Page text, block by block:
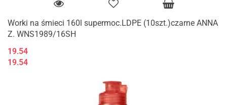
Worki na śmieci 160l supermoc.LDPE (10szt.)czarne ANNA
Z. WNS1989/16SH
19.54
19.54